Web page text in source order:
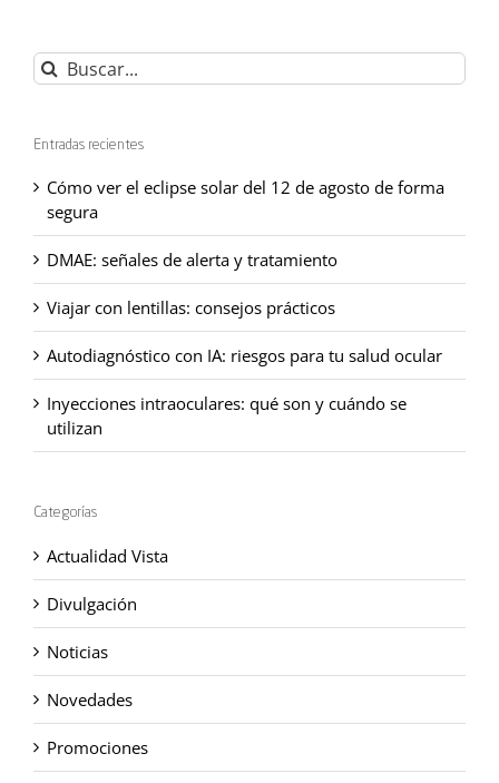
Buscar:
Entradas recientes
Cómo ver el eclipse solar del 12 de agosto de forma
segura
DMAE: señales de alerta y tratamiento
Viajar con lentillas: consejos prácticos
Autodiagnóstico con IA: riesgos para tu salud ocular
Inyecciones intraoculares: qué son y cuándo se
utilizan
Categorías
Actualidad Vista
Divulgación
Noticias
Novedades
Promociones